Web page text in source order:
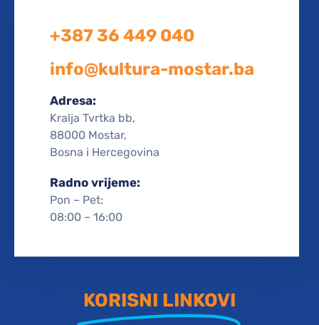
+387 36 449 040
info@kultura-mostar.ba
Adresa:
Kralja Tvrtka bb,
88000 Mostar,
Bosna i Hercegovina
Radno vrijeme:
Pon – Pet:
08:00 – 16:00
KORISNI LINKOVI